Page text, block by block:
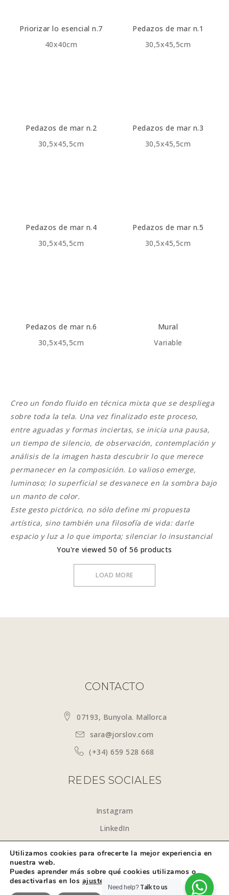
40x40cm
Priorizar lo esencial n.7
30,5x45,5cm
Pedazos de mar n.1
30,5x45,5cm
Pedazos de mar n.2
30,5x45,5cm
Pedazos de mar n.3
30,5x45,5cm
Pedazos de mar n.4
30,5x45,5cm
Pedazos de mar n.5
30,5x45,5cm
Pedazos de mar n.6
Variable
Mural
Creo un fondo fluido en técnica mixta que se despliega
sobre toda la tela. Una vez finalizado este proceso,
entre aguadas y formas inciertas, se inicia una pausa,
un tiempo de silencio, de observación, contemplación y
análisis de la imagen hasta descubrir lo que merece
permanecer en la composición. Lo valioso emerge,
luminoso; lo superficial se desvanece en la sombra bajo
un manto de color.
Este gesto pictórico, no sólo define mi propuesta
artística, sino también una filosofía de vida: darle
espacio y luz a lo que importa; silenciar lo insustancial
LOAD MORE
You're viewed 50 of 56 products
CONTACTO
07193, Bunyola. Mallorca
sara@jorslov.com
(+34) 659 528 668
REDES SOCIALES
Instagram
LinkedIn
© Sara Jorslov 2025. All Rights Reserved.
Utilizamos cookies para ofrecerte la mejor experiencia en
nuestra web.
Puedes aprender más sobre qué cookies utilizamos o
desactivarlas en los ajustes
Need help? Talk to us